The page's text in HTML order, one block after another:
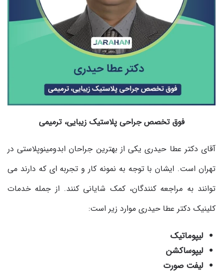
فوق تخصص جراحی پلاستیک زیبایی، ترمیمی
آقای دکتر عطا حیدری یکی از بهترین جراحان ابدومینوپلاستی در
تهران است. ایشان با توجه به نمونه کار و تجربه ای که دارند می
توانند به مراجعه کنندگان، کمک شایانی کنند. از جمله خدمات
کلینیک دکتر عطا حیدری موارد زیر است:
لیپوماتیک
لیپوساکشن
لیفت صورت